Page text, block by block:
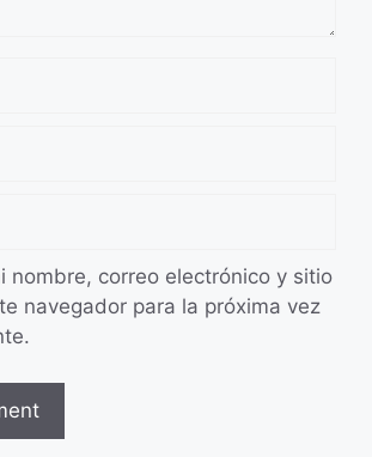
nombre, correo electrónico y sitio
navegador para la próxima vez